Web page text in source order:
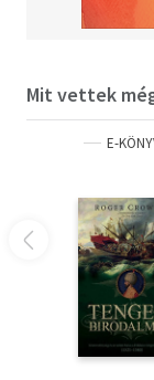
mindenki
Fleming
Emlékezz!
okod!##A
Majd valami
lányra néztek.
tegyünk? -
lovag. - Mindig
hogy magam is
nő akar?##A
igen. -
sajnált, majd
évekig fognak
Mit vettek
E-